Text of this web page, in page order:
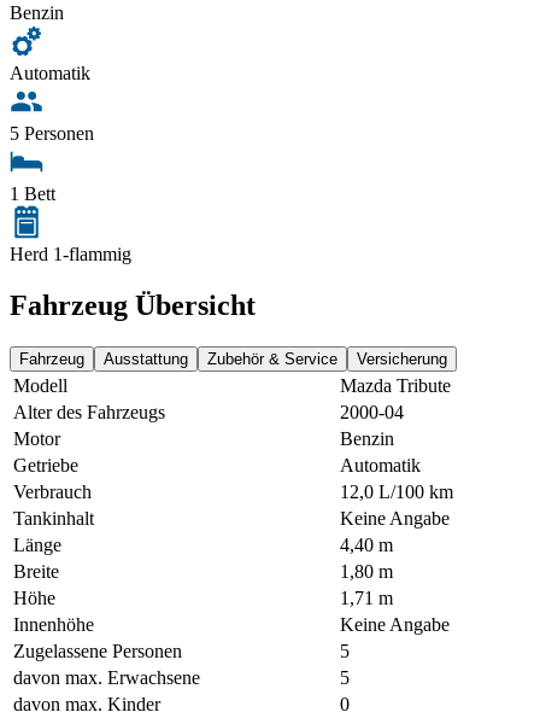
Benzin
Automatik
5 Personen
1 Bett
Herd 1-flammig
Fahrzeug Übersicht
Fahrzeug Ausstattung Zubehör & Service Versicherung
Modell
Mazda Tribute
Alter des Fahrzeugs
2000-04
Motor
Benzin
Getriebe
Automatik
Verbrauch
12,0 L/100 km
Tankinhalt
Keine Angabe
Länge
4,40 m
Breite
1,80 m
Höhe
1,71 m
Innenhöhe
Keine Angabe
Zugelassene Personen
5
davon max. Erwachsene
5
davon max. Kinder
0